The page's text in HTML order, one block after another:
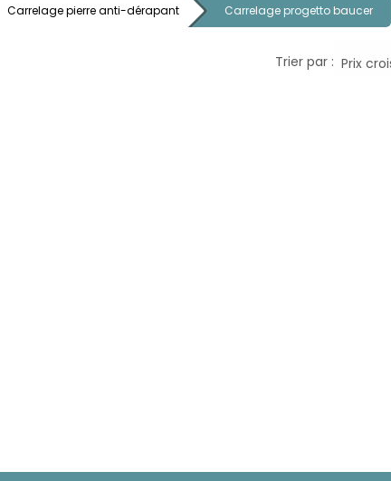
Carrelage pierre anti-dérapant Carrelage progetto baucer
Trier par :